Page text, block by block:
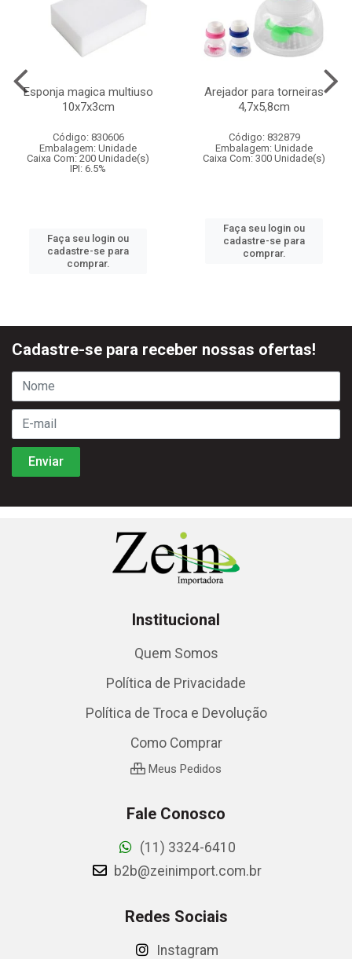
Esponja magica multiuso
10x7x3cm
Código: 830606
Embalagem: Unidade
Caixa Com: 200 Unidade(s)
IPI: 6.5%
Faça seu login ou
cadastre-se para
comprar.
Arejador para torneiras
4,7x5,8cm
Código: 832879
Embalagem: Unidade
Caixa Com: 300 Unidade(s)
Faça seu login ou
cadastre-se para
comprar.
Cadastre-se para receber nossas ofertas!
Institucional
Quem Somos
Política de Privacidade
Política de Troca e Devolução
Como Comprar
Meus Pedidos
Fale Conosco
(11) 3324-6410
b2b@zeinimport.com.br
Redes Sociais
Instagram